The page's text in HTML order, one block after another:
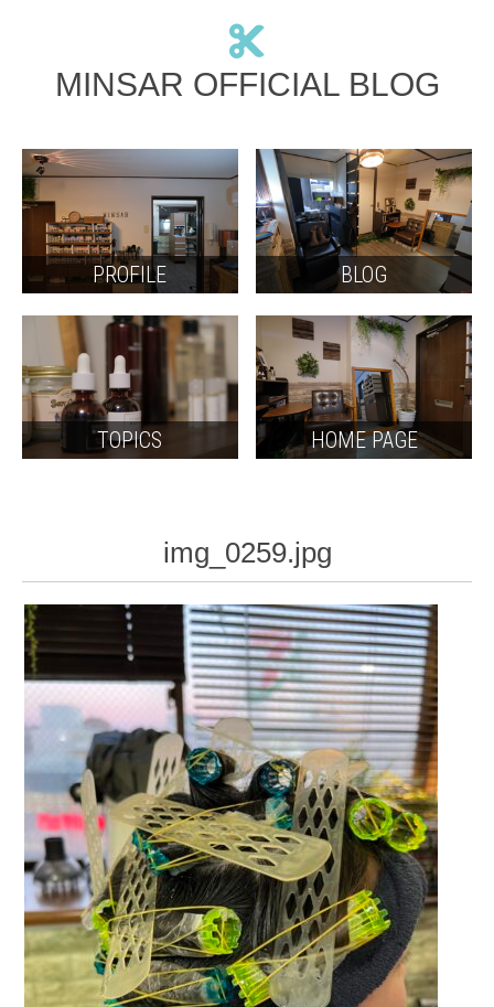
MINSAR OFFICIAL BLOG
PROFILE BLOG
TOPICS HOME PAGE
img_0259.jpg